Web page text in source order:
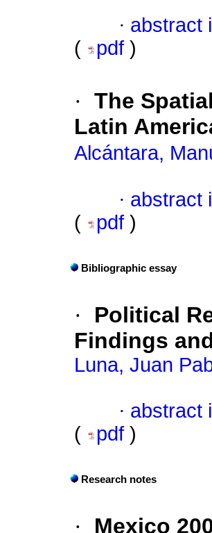
· abstract
(
pdf )
· The
Latin
Alcántara,
· abstract
(
pdf )
Bibliographic essay
·
Political
Findings
Luna, Juan
· abstract
(
pdf )
Research notes
·
Mexico